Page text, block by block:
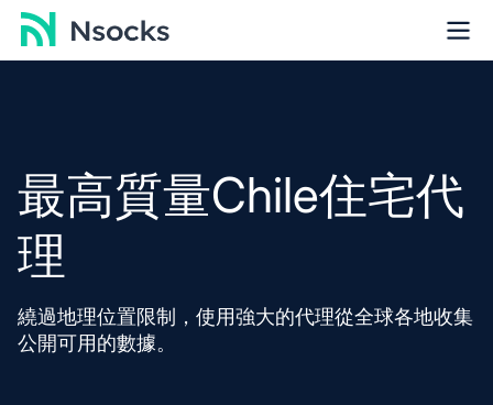
最高質量Chile住宅代
理
繞過地理位置限制，使用強大的代理從全球各地收集
公開可用的數據。